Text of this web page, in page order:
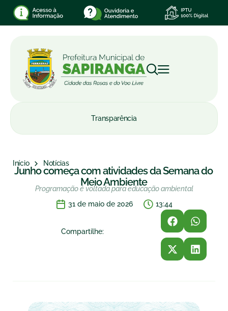
Transparência
Início Notícias
Junho começa com atividades da Semana do
Meio Ambiente
Programação é voltada para educação ambiental
31 de maio de 2026
13:44
Compartilhe: